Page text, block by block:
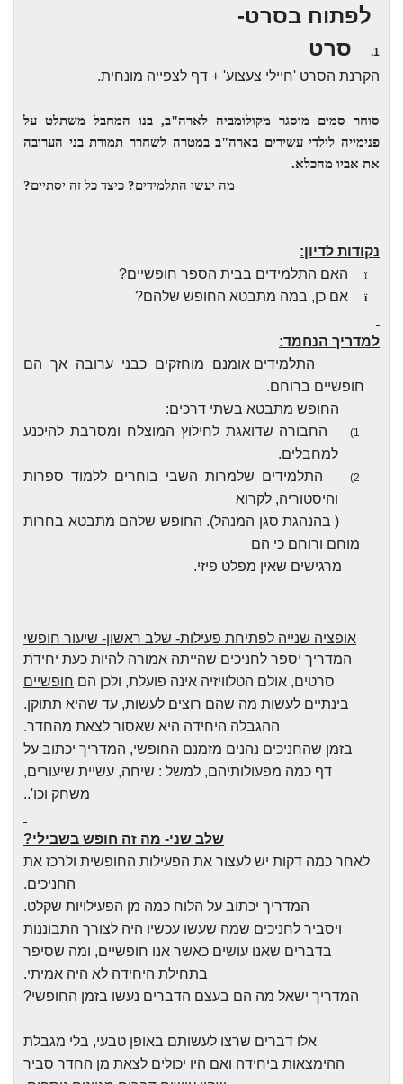
לפתוח בסרט-
1. סרט
הקרנת הסרט 'חיילי צעצוע' + דף לצפייה מונחית.
סוחר סמים מוסגר מקולומביה לארה"ב, בנו המחבל משתלט על
פנימייה לילדי עשירים בארה"ב במטרה לשחרר תמורת בני הערובה
את אביו מהכלא.
מה יעשו התלמידים? כיצד כל זה יסתיים?
נקודות לדיון:
ï האם התלמידים בבית הספר חופשיים?
ï אם כן, במה מתבטא החופש שלהם?
למדריך הנחמד:
התלמידים אומנם מוחזקים כבני ערובה אך הם
חופשיים ברוחם.
החופש מתבטא בשתי דרכים:
1)
החבורה שדואגת לחילוץ המוצלח ומסרבת להיכנע
למחבלים.
2)
התלמידים שלמרות השבי בוחרים ללמוד ספרות
והיסטוריה, לקרוא
( בהנהגת סגן המנהל). החופש שלהם מתבטא בחרות
מוחם ורוחם כי הם
מרגישים שאין מפלט פיזי.
אופציה שנייה לפתיחת פעילות- שלב ראשון- שיעור חופשי
המדריך יספר לחניכים שהייתה אמורה להיות כעת יחידת
סרטים, אולם הטלוויזיה אינה פועלת, ולכן הם חופשיים
בינתיים לעשות מה שהם רוצים לעשות, עד שהיא תתוקן.
ההגבלה היחידה היא שאסור לצאת מהחדר.
בזמן שהחניכים נהנים מזמנם החופשי, המדריך יכתוב על
דף כמה מפעולותיהם, למשל : שיחה, עשיית שיעורים,
משחק וכו'..
שלב שני- מה זה חופש בשבילי?
לאחר כמה דקות יש לעצור את הפעילות החופשית ולרכז את
החניכים.
המדריך יכתוב על הלוח כמה מן הפעילויות שקלט.
ויסביר לחניכים שמה שעשו עכשיו היה לצורך התבוננות
בדברים שאנו עושים כאשר אנו חופשיים, ומה שסיפר
בתחילת היחידה לא היה אמיתי.
המדריך ישאל מה הם בעצם הדברים נעשו בזמן החופשי?
אלו דברים שרצו לעשותם באופן טבעי, בלי מגבלת
ההימצאות ביחידה ואם היו יכולים לצאת מן החדר סביר